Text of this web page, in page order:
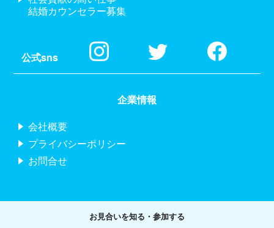
結婚カウンセラー募集
公式sns
企業情報
会社概要
プライバシーポリシー
お問合せ
お見合いを知る・参加する